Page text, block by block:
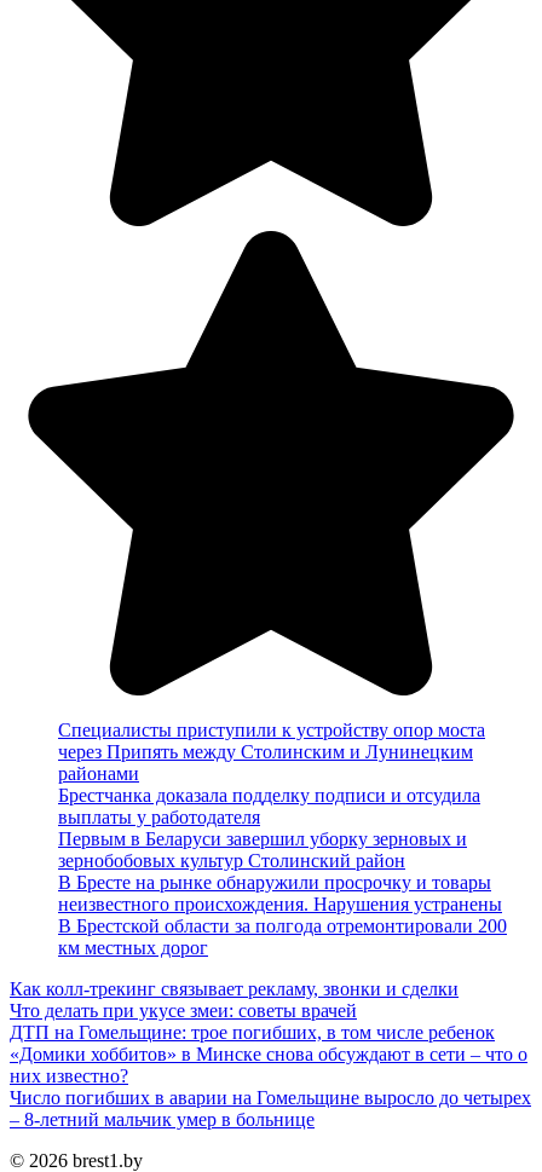
Специалисты приступили к устройству опор моста
через Припять между Столинским и Лунинецким
районами
Брестчанка доказала подделку подписи и отсудила
выплаты у работодателя
Первым в Беларуси завершил уборку зерновых и
зернобобовых культур Столинский район
В Бресте на рынке обнаружили просрочку и товары
неизвестного происхождения. Нарушения устранены
В Брестской области за полгода отремонтировали 200
км местных дорог
Как колл-трекинг связывает рекламу, звонки и сделки
Что делать при укусе змеи: советы врачей
ДТП на Гомельщине: трое погибших, в том числе ребенок
«Домики хоббитов» в Минске снова обсуждают в сети – что о
них известно?
Число погибших в аварии на Гомельщине выросло до четырех
– 8-летний мальчик умер в больнице
© 2026 brest1.by